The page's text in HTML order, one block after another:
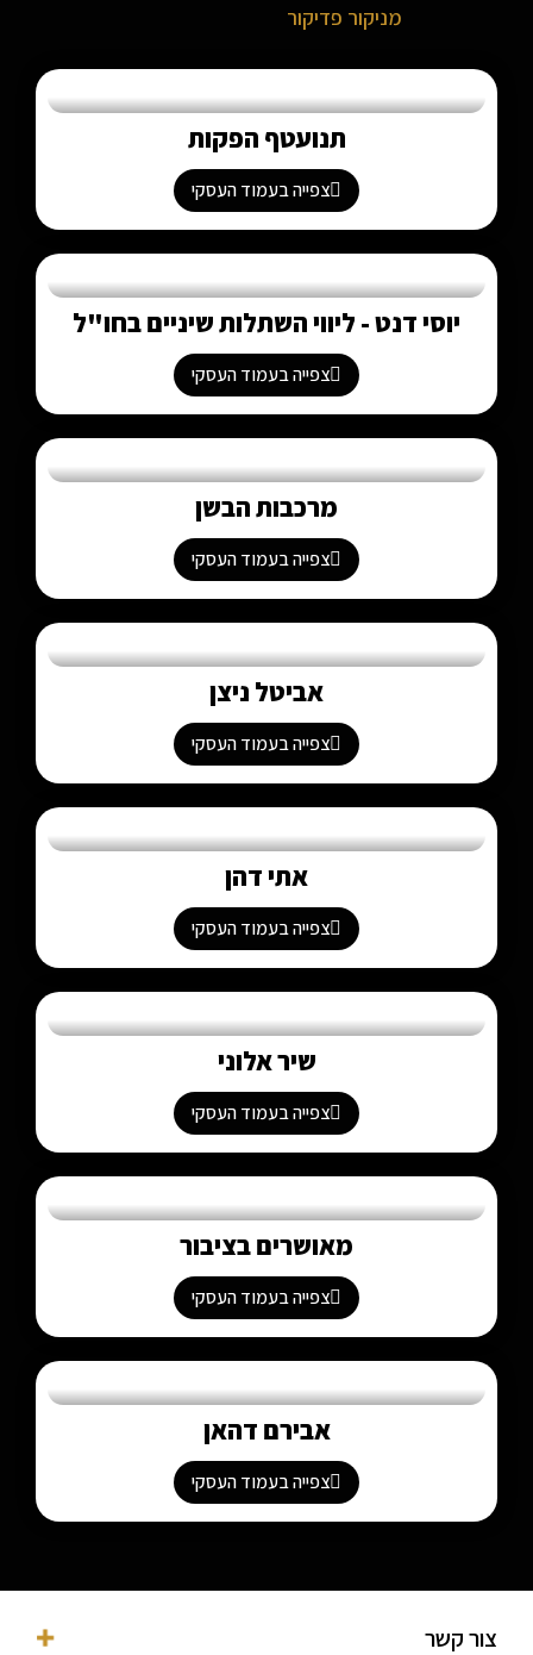
מניקור פדיקור
תנועטף הפקות
צפייה בעמוד העסקי
יוסי דנט - ליווי השתלות שיניים בחו"ל
צפייה בעמוד העסקי
מרכבות הבשן
צפייה בעמוד העסקי
אביטל ניצן
צפייה בעמוד העסקי
אתי דהן
צפייה בעמוד העסקי
שיר אלוני
צפייה בעמוד העסקי
מאושרים בציבור
צפייה בעמוד העסקי
אבירם דהאן
צפייה בעמוד העסקי
צור קשר